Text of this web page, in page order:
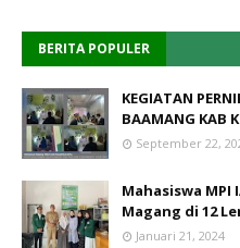
BERITA POPULER
KEGIATAN
BAAMANG KAB
September 22,
Mahasiswa MPI
Magang di 12
Januari 21, 2024